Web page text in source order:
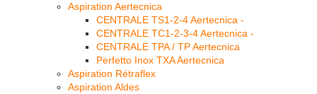
Aspiration Aertecnica
CENTRALE TS1-2-4 Aertecnica -
CENTRALE TC1-2-3-4 Aertecnica -
CENTRALE TPA / TP Aertecnica
Perfetto Inox TXA Aertecnica
Aspiration Rétraflex
Aspiration Aldes